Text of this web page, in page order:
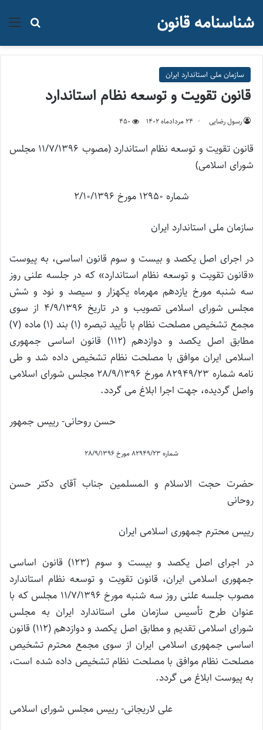
جستجو شناسنامه قانون
سازمان ملی استاندارد ایران
قانون تقویت و توسعه نظام استاندارد
رسول رضایی ۲۴ مرداد‌ماه ۱۴۰۲ 450
قانون تقویت و توسعه نظام استاندارد (مصوب 11/7/1396 مجلس
شورای اسلامی)
شماره 12950 مورخ 2/10/1396
سازمان ملی استاندارد ایران
در اجرای اصل یکصد و بیست و سوم قانون اساسی، به پیوست
«قانون تقویت و توسعه نظام استاندارد» که در جلسه علنی روز
سه شنبه مورخ یازدهم مهرماه یکهزار و سیصد و نود و شش
مجلس شورای اسلامی تصویب و در تاریخ 4/9/1396 از سوی
مجمع تشخیص مصلحت نظام با تأیید تبصره (1) بند (1) ماده (7)
مطابق اصل یکصد و دوازدهم (112) قانون اساسی جمهوری
اسلامی ایران موافق با مصلحت نظام تشخیص داده شد و طی
نامه شماره 82949/23 مورخ 28/9/1396 مجلس شورای اسلامی
واصل گردیده، جهت اجرا ابلاغ می گردد.
حسن روحانی- رییس جمهور
شماره 82949/23 مورخ 28/9/1396
حضرت حجت الاسلام و المسلمین جناب آقای دکتر حسن
روحانی
رییس محترم جمهوری اسلامی ایران
در اجرای اصل یکصد و بیست و سوم (123) قانون اساسی
جمهوری اسلامی ایران، قانون تقویت و توسعه نظام استاندارد
مصوب جلسه علنی روز سه شنبه مورخ 11/7/1396 مجلس که با
عنوان طرح تأسیس سازمان ملی استاندارد ایران به مجلس
شورای اسلامی تقدیم و مطابق اصل یکصد و دوازدهم (112) قانون
اساسی جمهوری اسلامی ایران از سوی مجمع محترم تشخیص
مصلحت نظام موافق با مصلحت نظام تشخیص داده شده است،
به پیوست ابلاغ می گردد.
علی لاریجانی- رییس مجلس شورای اسلامی